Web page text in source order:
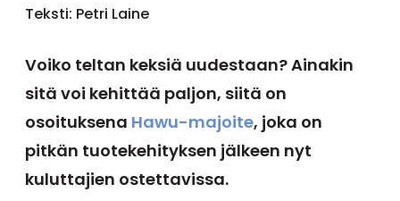
Teksti: Petri Laine
Voiko teltan keksiä uudestaan? Ainakin
sitä voi kehittää paljon, siitä on
osoituksena Hawu-majoite, joka on
pitkän tuotekehityksen jälkeen nyt
kuluttajien ostettavissa.